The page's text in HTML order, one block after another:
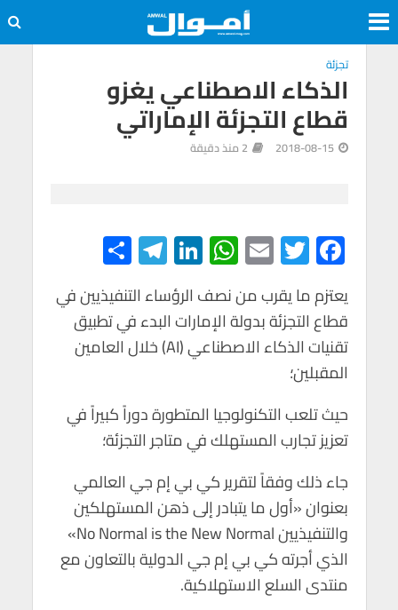
تجزئة
الذكاء الاصطناعي يغزو
قطاع التجزئة الإماراتي
2018-08-15 2 منذ دقيقة
F
ac
e
b
o
o
k
T
wi
tt
er
E
m
ail
W
h
at
s
A
p
Li
n
ke
dI
n
Te
le
gr
a
m
h
ar
e
يعتزم ما يقرب من نصف الرؤساء التنفيذيين في
قطاع التجزئة بدولة الإمارات البدء في تطبيق
تقنيات الذكاء الاصطناعي (AI) خلال العامين
المقبلين؛
حيث تلعب التكنولوجيا المتطورة دوراً كبيراً في
تعزيز تجارب المستهلك في متاجر التجزئة؛
جاء ذلك وفقاً لتقرير كي بي إم جي العالمي
بعنوان «أول ما يتبادر إلى ذهن المستهلكين
والتنفيذيين No Normal is the New Normal»
الذي أجرته كي بي إم جي الدولية بالتعاون مع
منتدى السلع الاستهلاكية.